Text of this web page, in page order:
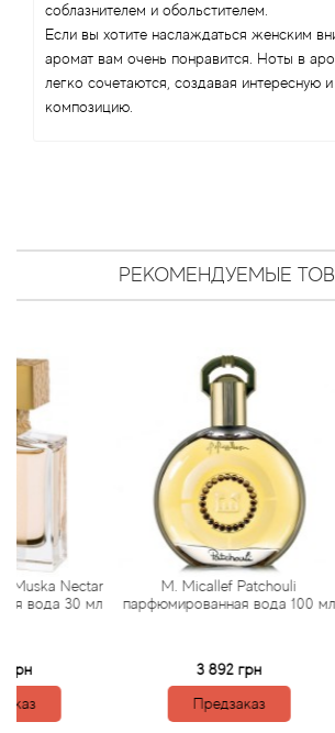
соблазнителем и обольстителем.
Если вы хотите наслаждаться женским
аромат вам очень понравится. Ноты в
легко сочетаются, создавая интересную
композицию.
РЕКОМЕНДУЕМЫЕ
Nectar
30 мл
M. Micallef Patchouli
парфюмированная вода 100 мл
3 892 грн
Предзаказ
Annick Goutal
Antonia's Flowers
Antonio Visconti
Aquolina
Arabesque Perfumes
Arabiyat
Aramis
Ariana Grande
Armaf
Arrogance